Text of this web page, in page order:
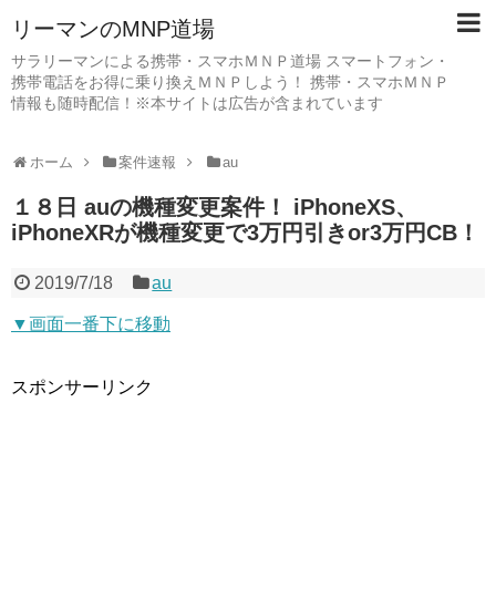
リーマンのMNP道場
サラリーマンによる携帯・スマホＭＮＰ道場 スマートフォン・
携帯電話をお得に乗り換えＭＮＰしよう！ 携帯・スマホＭＮＰ
情報も随時配信！※本サイトは広告が含まれています
ホーム 案件速報 au
１８日 auの機種変更案件！ iPhoneXS、
iPhoneXRが機種変更で3万円引きor3万円CB！
2019/7/18 au
▼画面一番下に移動
スポンサーリンク